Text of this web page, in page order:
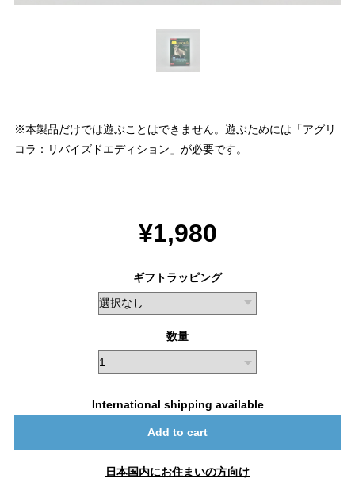
※本製品だけでは遊ぶことはできません。遊ぶためには「アグリ
コラ：リバイズドエディション」が必要です。
¥1,980
ギフトラッピング
数量
International shipping available
Add to cart
日本国内にお住まいの方向け